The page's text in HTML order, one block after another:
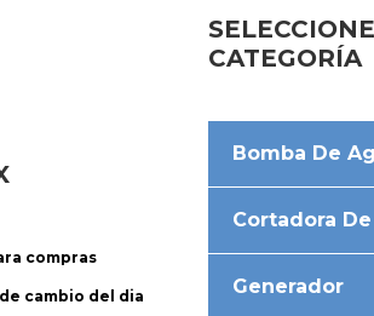
compras
cambio del dia
SELECCIONE
CATEGORÍA
Bomba De
Cortadora
Generador